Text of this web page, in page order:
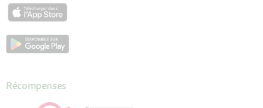
Récompenses